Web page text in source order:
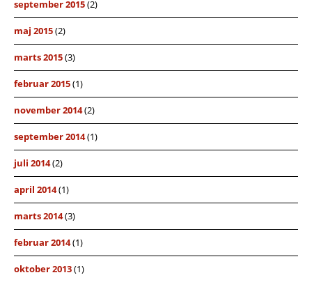
september 2015(2)
maj 2015(2)
marts 2015(3)
februar 2015(1)
november 2014(2)
september 2014(1)
juli 2014(2)
april 2014(1)
marts 2014(3)
februar 2014(1)
oktober 2013(1)